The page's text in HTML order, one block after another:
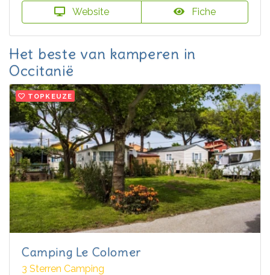
Website Fiche
Het beste van kamperen in
Occitanië
TOPKEUZE
Camping Le Colomer
3 Sterren Camping